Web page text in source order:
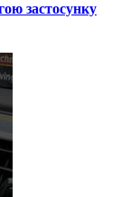
застосунку